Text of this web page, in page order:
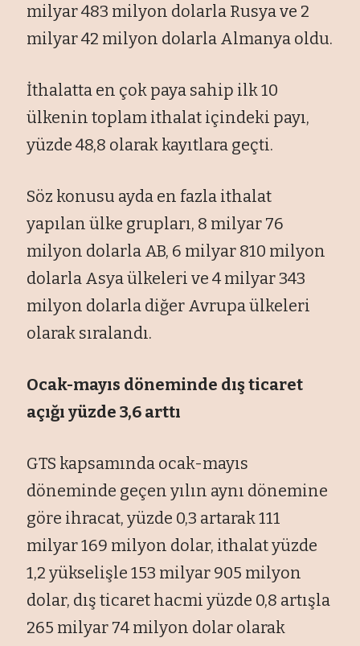
milyar 483 milyon dolarla Rusya ve 2
milyar 42 milyon dolarla Almanya oldu.
İthalatta en çok paya sahip ilk 10
ülkenin toplam ithalat içindeki payı,
yüzde 48,8 olarak kayıtlara geçti.
Söz konusu ayda en fazla ithalat
yapılan ülke grupları, 8 milyar 76
milyon dolarla AB, 6 milyar 810 milyon
dolarla Asya ülkeleri ve 4 milyar 343
milyon dolarla diğer Avrupa ülkeleri
olarak sıralandı.
Ocak-mayıs döneminde dış ticaret
açığı yüzde 3,6 arttı
GTS kapsamında ocak-mayıs
döneminde geçen yılın aynı dönemine
göre ihracat, yüzde 0,3 artarak 111
milyar 169 milyon dolar, ithalat yüzde
1,2 yükselişle 153 milyar 905 milyon
dolar, dış ticaret hacmi yüzde 0,8 artışla
265 milyar 74 milyon dolar olarak